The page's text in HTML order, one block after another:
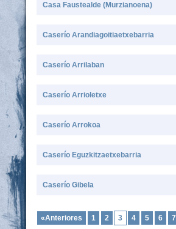
Casa Faustealde (Murzianoena)
Caserío Arandiagoitiaetxebarria
Caserío Arrilaban
Caserío Arrioletxe
Caserío Arrokoa
Caserío Eguzkitzaetxebarria
Caserío Gibela
«Anteriores 1 2 3 4 5 6 7